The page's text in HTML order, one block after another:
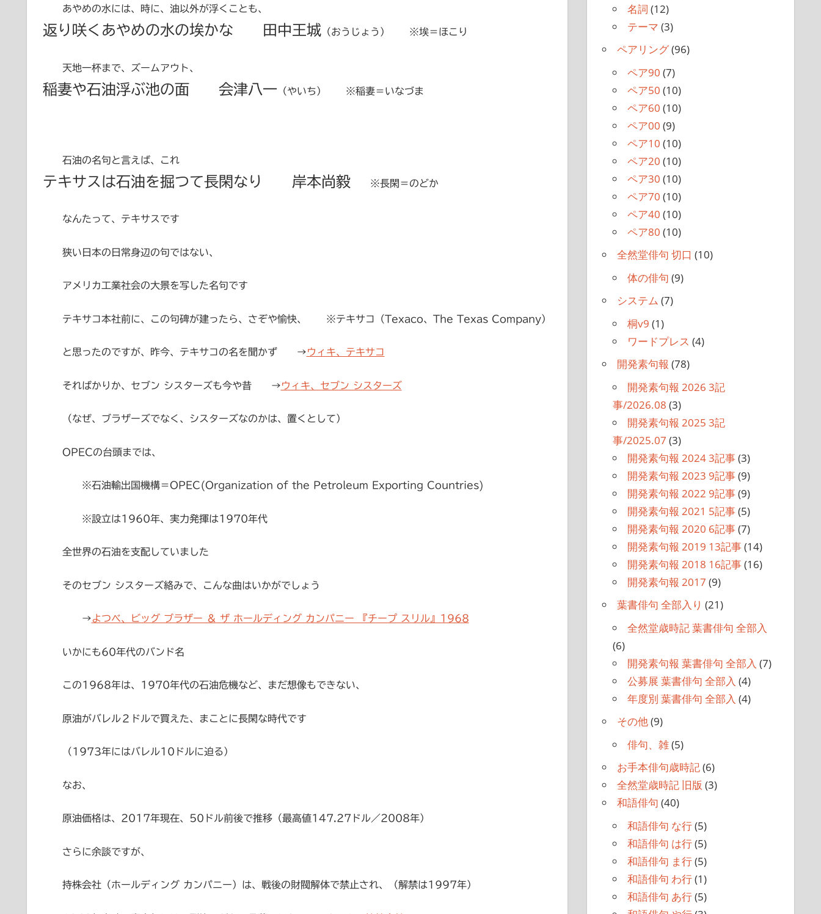
あやめの水には、時に、油以外が浮くことも、
返り咲くあやめの水の埃かな 田中王城（おうじょう） ※埃＝ほこり
天地一杯まで、ズームアウト、
稲妻や石油浮ぶ池の面 会津八一 （やいち） ※稲妻＝いなづま
石油の名句と言えば、これ
テキサスは石油を掘つて長閑なり 岸本尚毅 ※長閑＝のどか
なんたって、テキサスです
狭い日本の日常身辺の句ではない、
アメリカ工業社会の大景を写した名句です
テキサコ本社前に、この句碑が建ったら、さぞや愉快、 ※テキサコ（Texaco、The Texas Company）
と思ったのですが、昨今、テキサコの名を聞かず →ウィキ、テキサコ
そればかりか、セブン シスターズも今や昔 →ウィキ、セブン シスターズ
（なぜ、 ブラザーズでなく、シスターズなのかは、置くとして）
OPECの台頭までは、
※石油輸出国機構＝OPEC(Organization of the Petroleum Exporting Countries)
※設立は1960年、実力発揮は1970年代
全世界の石油を支配していました
そのセブン シスターズ絡みで、こんな曲はいかがでしょう
→よつべ、ビッグ ブラザー ＆ ザ ホールディング カンパニー 『チープ スリル』1968
いかにも60年代のバンド名
この1968年は、1970年代の石油危機など、まだ想像もできない、
原油がバレル２ドルで買えた、まことに長閑な時代です
（1973年にはバレル10ドルに迫る）
なお、
原油価格は、2017年現在、50ドル前後で推移（最高値147.27ドル／2008年）
さらに余談ですが、
持株会社（ホールディング カンパニー）は、戦後の財閥解体で禁止され、（解禁は1997年）
名詞 (12)
テーマ (3)
ペアリング(96)
ペア90 (7)
ペア50 (10)
ペア60 (10)
ペア00 (9)
ペア10 (10)
ペア20 (10)
ペア30 (10)
ペア70 (10)
ペア40 (10)
ペア80 (10)
全然堂俳句 切口 (10)
体の俳句 (9)
システム (7)
桐v9 (1)
ワードプレス (4)
開発素句報 (78)
開発素句報 2026 3記
事/2026.08 (3)
開発素句報 2025 3記
事/2025.07 (3)
開発素句報 2024 3記事(3)
開発素句報 2023 9記事(9)
開発素句報 2022 9記事(9)
開発素句報 2021 5記事(5)
開発素句報 2020 6記事(7)
開発素句報 2019 13記事(14)
開発素句報 2018 16記事(16)
開発素句報 2017 (9)
葉書俳句 全部入り (21)
全然堂歳時記 葉書俳句 全部入
(6)
開発素句報 葉書俳句 全部入 (7)
公募展 葉書俳句 全部入 (4)
年度別 葉書俳句 全部入 (4)
その他(9)
俳句、雑(5)
お手本俳句歳時記(6)
全然堂歳時記 旧版 (3)
和語俳句 (40)
和語俳句 な行(5)
和語俳句 は行(5)
和語俳句 ま行(5)
和語俳句 わ行(1)
和語俳句 あ行(5)